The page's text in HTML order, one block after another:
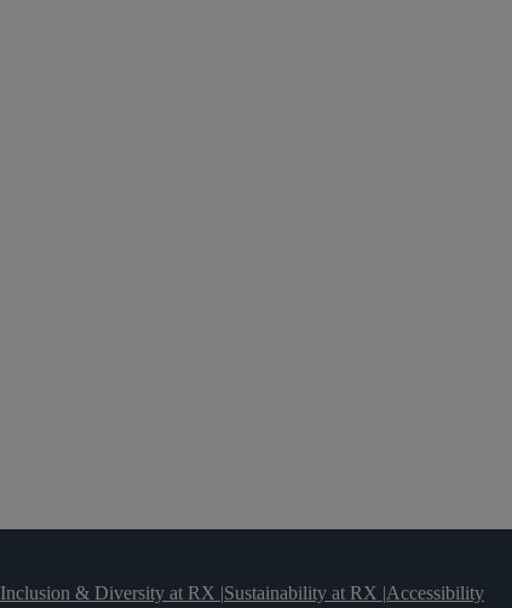
Inclusion & Diversity at RX |Sustainability at RX |Accessibility